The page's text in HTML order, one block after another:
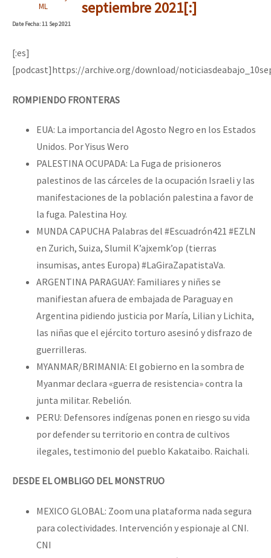
ML
septiembre 2021[:]
DateFecha: 11 Sep 2021
[:es]
[podcast]https://archive.org/download/
ROMPIENDO FRONTERAS
EUA: La importancia del Agosto Negro en los Estados
Unidos. Por Yisus Wero
PALESTINA OCUPADA: La Fuga de prisioneros
palestinos de las cárceles de la ocupación Israeli y las
manifestaciones de la población palestina a favor de
la fuga. Palestina Hoy.
MUNDA CAPUCHA Palabras del #Escuadrón421 #EZLN
en Zurich, Suiza, Slumil K’ajxemk’op (tierras
insumisas, antes Europa) #LaGiraZapatistaVa.
ARGENTINA PARAGUAY: Familiares y niñes se
manifiestan afuera de embajada de Paraguay en
Argentina pidiendo justicia por María, Lilian y Lichita,
las niñas que el ejército torturo asesinó y disfrazo de
guerrilleras.
MYANMAR/BRIMANIA: El gobierno en la sombra de
Myanmar declara «guerra de resistencia» contra la
junta militar. Rebelión.
PERU: Defensores indígenas ponen en riesgo su vida
por defender su territorio en contra de cultivos
ilegales, testimonio del pueblo Kakataibo. Raichali.
DESDE EL OMBLIGO DEL MONSTRUO
MEXICO GLOBAL: Zoom una plataforma nada segura
para colectividades. Intervención y espionaje al CNI.
CNI